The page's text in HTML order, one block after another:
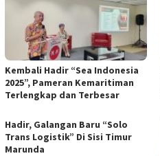
Kembali Hadir “Sea Indonesia
2025”, Pameran Kemaritiman
Terlengkap dan Terbesar
Hadir, Galangan Baru “Solo
Trans Logistik” Di Sisi Timur
Marunda